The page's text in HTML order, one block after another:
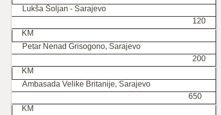
Lukša Šoljan - Sarajevo
120
KM
Petar Nenad Grisogono, Sarajevo
200
KM
Ambasada Velike Britanije, Sarajevo
650
KM